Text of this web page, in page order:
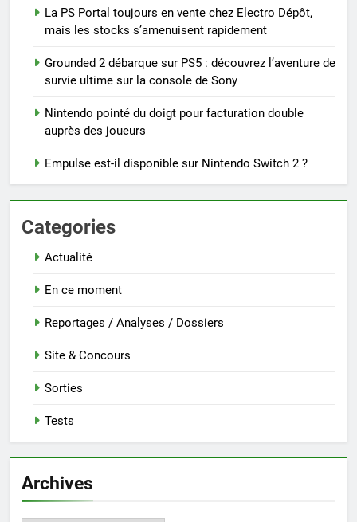
La PS Portal toujours en vente chez Electro Dépôt,
mais les stocks s’amenuisent rapidement
Grounded 2 débarque sur PS5 : découvrez l’aventure de
survie ultime sur la console de Sony
Nintendo pointé du doigt pour facturation double
auprès des joueurs
Empulse est-il disponible sur Nintendo Switch 2 ?
Categories
Actualité
En ce moment
Reportages / Analyses / Dossiers
Site & Concours
Sorties
Tests
Archives